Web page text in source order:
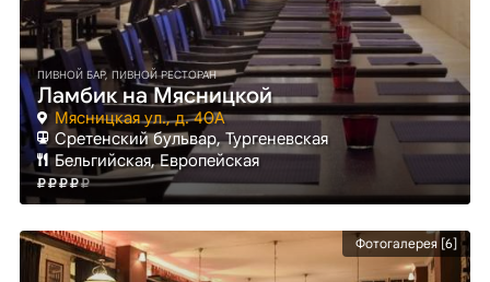
ПИВНОЙ БАР, ПИВНОЙ РЕСТОРАН
Ламбик на Мясницкой
Мясницкая ул., д. 40А
Сретенский бульвар, Тургеневская
Бельгийская, Европейская
Фотогалерея [6]